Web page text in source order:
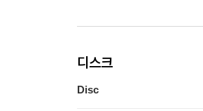
디스크
Disc